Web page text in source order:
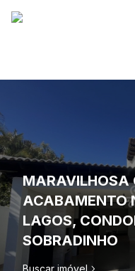
MARAVILHOSA
ACABAMENTO
LAGOS,
SOBRADINHO
Buscar imóvel